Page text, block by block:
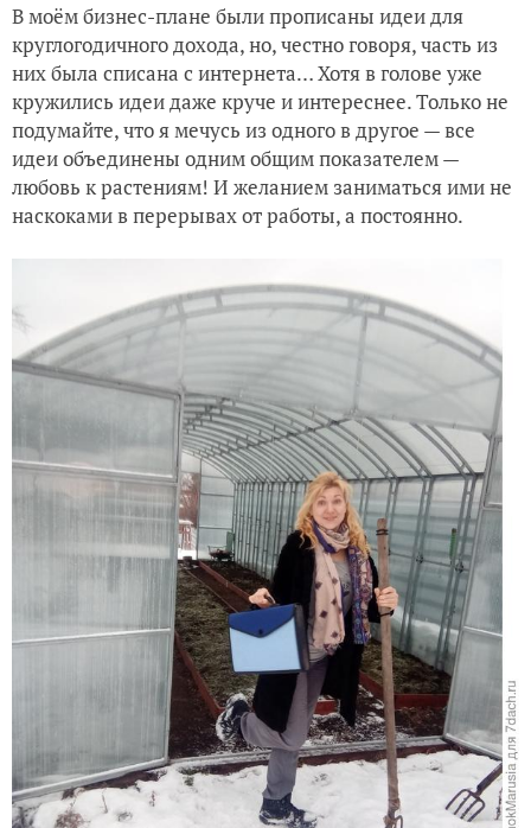
В моём бизнес-плане были прописаны идеи для
круглогодичного дохода, но, честно говоря, часть из
них была списана с интернета… Хотя в голове уже
кружились идеи даже круче и интереснее. Только не
подумайте, что я мечусь из одного в другое — все
идеи объединены одним общим показателем —
любовь к растениям! И желанием заниматься ими не
наскоками в перерывах от работы, а постоянно.